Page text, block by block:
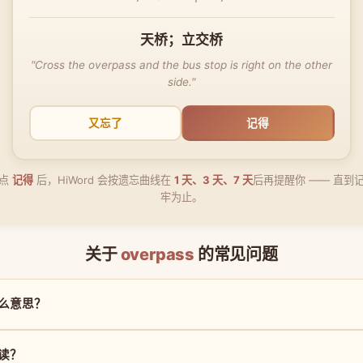
天桥；立交桥
"Cross the overpass and the bus stop is right on the other
side."
又忘了 记得
记得 后，HiWord 会按遗忘曲线在 1 天、3 天、7 天后再提醒你 —— 直到
牢为止。
关于overpass 的常见问题
意思？
？